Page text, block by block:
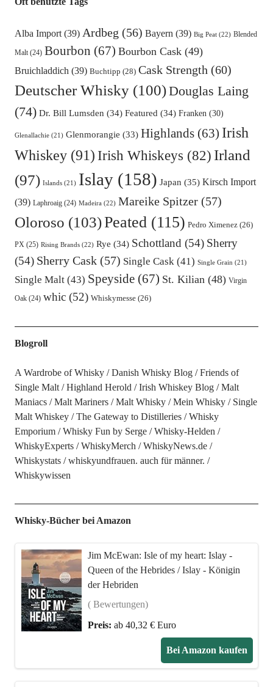
Alba Import(39) Ardbeg (56) Bayern(39) Big Peat(22) Blended
Malt(24) Bourbon (67) Bourbon Cask(49)
Bruichladdich(39) Buchtipp (28) Cask Strength (60)
Deutscher Whisky(100)Douglas Laing
(74) Dr. Bill Lumsden (34) Featured (34) Franken(30)
Glenallachie(21) Glenmorangie (33) Highlands(63) Irish
Whiskey(91) Irish Whiskeys (82) Irland
(97) Islands(21) Islay(158) Japan (35) Kirsch Import
(39) Laphroaig(24) Madeira(22) Mareike Spitzer(57)
Oloroso (103)Peated(115) Pedro Ximenez(26)
PX(25) Rising Brands(22) Rye (34) Schottland (54) Sherry
(54) Sherry Cask(57) Single Cask(41) Single Grain (21)
Single Malt(43) Speyside(67) St. Kilian(48) Virgin
Oak(24) whic(52) Whiskymesse(26)
Blogroll
A Wardrobe of Whisky Danish Whisky Blog
Friends of
Single Malt
Highland Herold Irish Whiskey Blog
Malt
Maniacs
Malt Mariners Malt Whisky Mein Whisky
Single
Malt Whiskey
The Gateway to Distilleries
Whisky
Emporium
Whisky Fun by Serge
Whisky-Helden
WhiskyExperts
WhiskyMerch
WhiskyNews.de
Whiskystats
whiskyundfrauen. auch für männer.
Whiskywissen
Whisky-Bücher bei Amazon
Jim McEwan: Isle of my heart: Islay -
Queen of the Hebrides / Islay - Königin
der Hebriden
( Bewertungen)
Preis: ab 40,32 € Euro
Bei Amazon kaufen